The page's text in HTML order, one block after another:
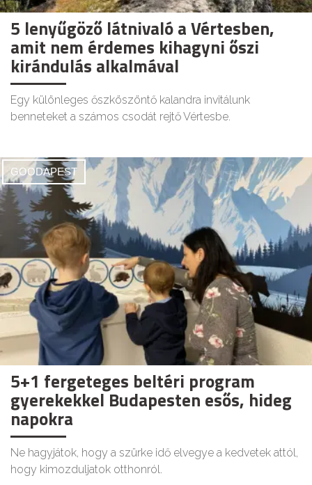
5 lenyűgöző látnivaló a Vértesben,
amit nem érdemes kihagyni őszi
kirándulás alkalmával
Egy különleges őszköszöntő kalandra invitálunk
benneteket a számos csodát rejtő Vértesbe.
GOODAPEST
5+1 fergeteges beltéri program
gyerekekkel Budapesten esős, hideg
napokra
Ne hagyjátok, hogy a szürke idő elvegye a kedvetek attól,
hogy kimozduljatok otthonról.